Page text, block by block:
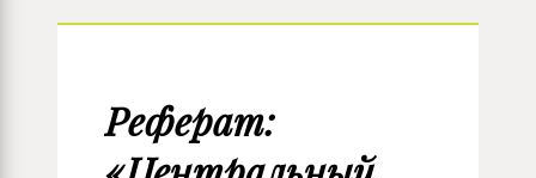
Реферат: